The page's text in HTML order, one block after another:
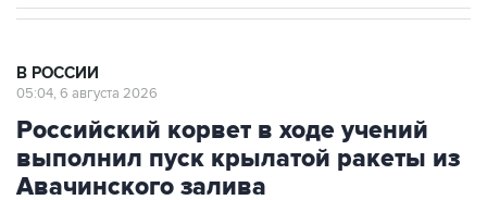
Российский корвет в ходе учений
выполнил пуск крылатой ракеты из
Авачинского залива
Дальность полета ракеты составила около 1 тыс.